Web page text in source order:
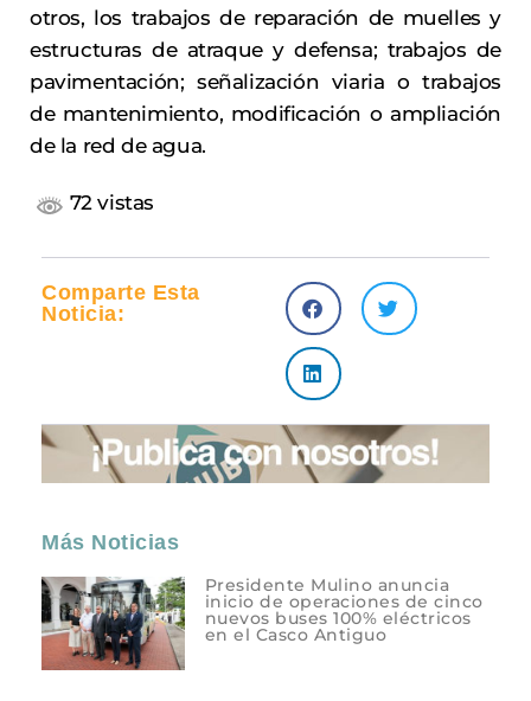
otros, los trabajos de reparación de muelles y
estructuras de atraque y defensa; trabajos de
pavimentación; señalización viaria o trabajos
de mantenimiento, modificación o ampliación
de la red de agua.
72 vistas
Comparte Esta
Noticia:
Más Noticias
Presidente Mulino anuncia
inicio de operaciones de cinco
nuevos buses 100% eléctricos
en el Casco Antiguo